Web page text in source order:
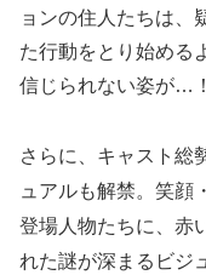
ョンの住人たちは、
た行動をとり始める
信じられない姿が…
さらに、キャスト総
ュアルも解禁。笑顔
登場人物たちに、赤
れた謎が深まるビジ